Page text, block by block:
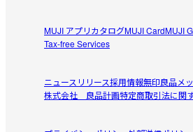
MUJI アプリカタログMUJI CardMUJI
Tax-free Services
ニュースリリース採用情報無印良品メ
株式会社 良品計画特定商取引法に関